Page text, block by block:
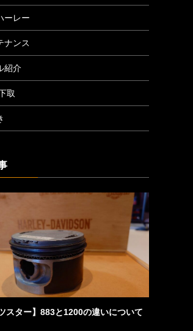
ーレー
ナンス
紹介
取
スター】883と1200の違いについて